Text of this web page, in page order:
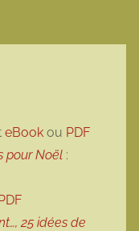
eBook ou PDF
pour Noël :
25 idées de